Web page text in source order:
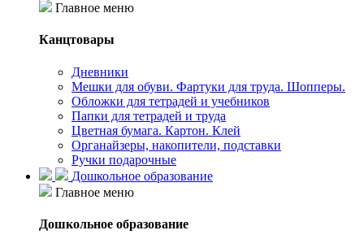
Главное меню
Канцтовары
Дневники
Мешки для обуви. Фартуки для труда. Шопперы.
Обложки для тетрадей и учебников
Папки для тетрадей и труда
Цветная бумага. Картон. Клей
Органайзеры, накопители, подставки
Ручки подарочные
Дошкольное образование
Главное меню
Дошкольное образование